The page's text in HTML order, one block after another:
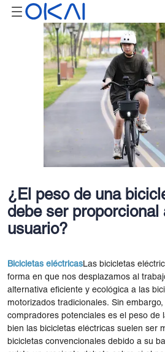
¿El peso de una
debe ser proporcional
usuario?
Bicicletas eléctricasLas bicicletas
forma en que nos desplazamos al
alternativa eficiente y ecológica a las
motorizados tradicionales. Sin
compradores potenciales es el peso de
bien las bicicletas eléctricas suelen ser
bicicletas convencionales debido a su